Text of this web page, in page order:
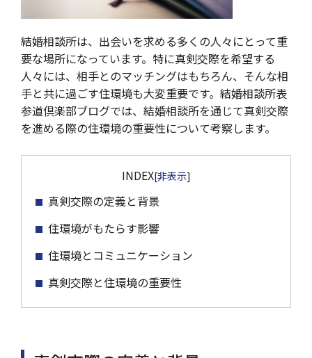
結婚相談所は、出会いを求める多くの人々にとって重
要な場所になっています。特に真剣交際を希望する
人々には、相手とのマッチングはもちろん、そんな相
手と共に過ごす住環境も大変重要です。結婚相談所表
参道倶楽部ブログでは、結婚相談所を通じて真剣交際
を進める際の住環境の重要性について考察します。
INDEX[非表示]
真剣交際の定義と背景
住環境がもたらす影響
住環境とコミュニケーション
真剣交際と住環境の重要性